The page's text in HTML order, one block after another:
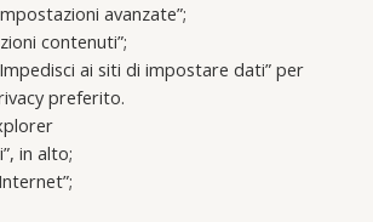
avanzate”;
contenuti”;
ai siti di impostare dati” per
preferito.
in alto;